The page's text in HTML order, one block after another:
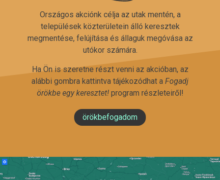
Országos akciónk célja az utak mentén, a
települések közterületein álló keresztek
megmentése, felújítása és állaguk megóvása az
utókor számára.
Ha Ön is szeretne részt venni az akcióban, az
alábbi gombra kattintva tájékozódhat a Fogadj
örökbe egy keresztet!program részleteiről!
örökbefogadom